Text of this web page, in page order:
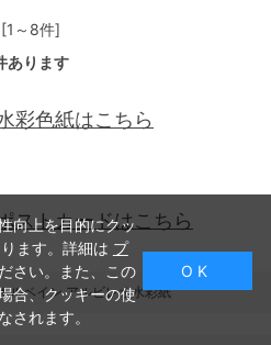
[1～8件]
あります
彩色紙はこちら
ストカードはこちら
ルベイン アルビレオ水彩紙
向上を目的にクッ
ます。詳細は プ
さい。また、この
合、クッキーの使
されます。
O K